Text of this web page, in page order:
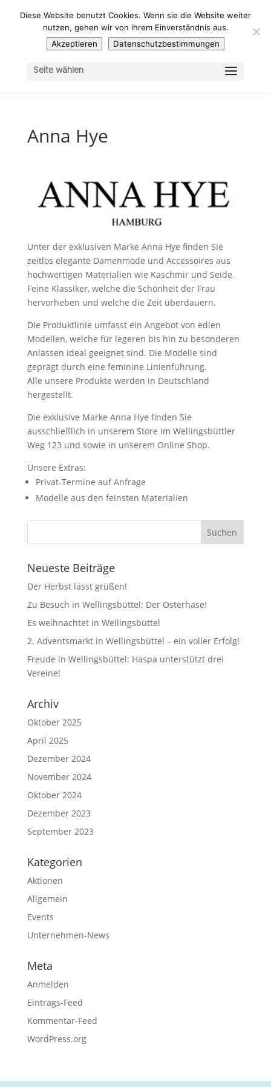
Seite wählen
Anna Hye
Unter der exklusiven Marke Anna Hye finden Sie
zeitlos elegante Damenmode und Accessoires aus
hochwertigen Materialien wie Kaschmir und Seide.
Feine Klassiker, welche die Schönheit der Frau
hervorheben und welche die Zeit überdauern.
Die Produktlinie umfasst ein Angebot von edlen
Modellen, welche für legeren bis hin zu besonderen
Anlässen ideal geeignet sind. Die Modelle sind
geprägt durch eine feminine Linienführung.
Alle unsere Produkte werden in Deutschland
hergestellt.
Die exklusive Marke Anna Hye finden Sie
ausschließlich in unserem Store im Wellingsbüttler
Weg 123 und sowie in unserem Online Shop.
Unsere Extras:
Privat-Termine auf Anfrage
Modelle aus den feinsten Materialien
Neueste Beiträge
Der Herbst lässt grüßen!
Zu Besuch in Wellingsbüttel: Der Osterhase!
Es weihnachtet in Wellingsbüttel
2. Adventsmarkt in Wellingsbüttel – ein voller Erfolg!
Freude in Wellingsbüttel: Haspa unterstützt drei
Vereine!
Archiv
Oktober 2025
April 2025
Dezember 2024
November 2024
Oktober 2024
Dezember 2023
September 2023
Kategorien
Aktionen
Allgemein
Events
Unternehmen-News
Meta
Anmelden
Eintrags-Feed
Kommentar-Feed
WordPress.org
Diese Website benutzt Cookies. Wenn sie die Website weiter
nutzen, gehen wir von ihrem Einverständnis aus.
Akzeptieren
Datenschutzbestimmungen